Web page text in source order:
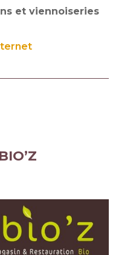
et viennoiseries